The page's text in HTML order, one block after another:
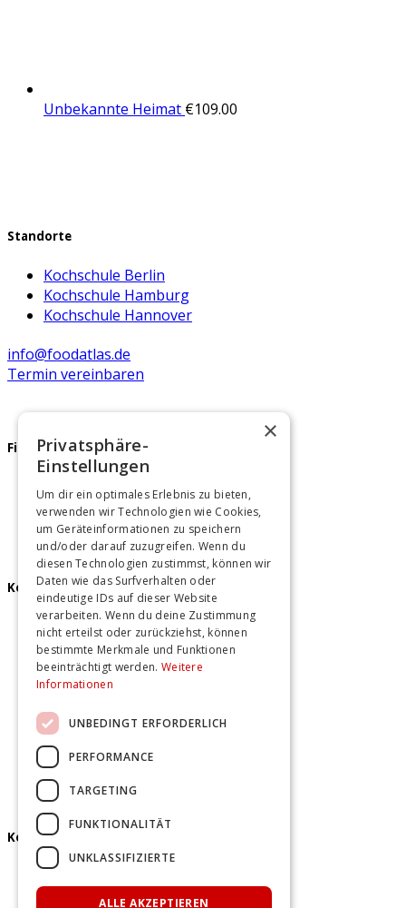
Unbekannte Heimat €109.00
Standorte
Kochschule Berlin
Kochschule Hamburg
Kochschule Hannover
info@foodatlas.de
Termin vereinbaren
Firmenfeier
Teamevents Berlin
Teamevents Hamburg
Teamevents Hannover
Kochkurse
Kochkurse Berlin
Kochkurse Hamburg
Kochkurse Hannover
Kontakt und mehr
Unser Team
Qualität ohne Kompromisse
×
Privatsphäre-
Einstellungen
Um dir ein optimales Erlebnis zu bieten,
verwenden wir Technologien wie Cookies,
um Geräteinformationen zu speichern
und/oder darauf zuzugreifen. Wenn du
diesen Technologien zustimmst, können wir
Daten wie das Surfverhalten oder
eindeutige IDs auf dieser Website
verarbeiten. Wenn du deine Zustimmung
nicht erteilst oder zurückziehst, können
bestimmte Merkmale und Funktionen
beeinträchtigt werden. Weitere
Informationen
UNBEDINGT ERFORDERLICH
PERFORMANCE
TARGETING
FUNKTIONALITÄT
UNKLASSIFIZIERTE
ALLE AKZEPTIEREN